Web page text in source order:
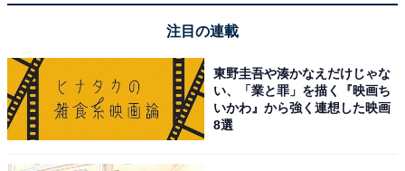
注目の連載
東野圭吾や湊かなえだけじゃな
い、「業と罪」を描く『映画ち
いかわ』から強く連想した映画
8選